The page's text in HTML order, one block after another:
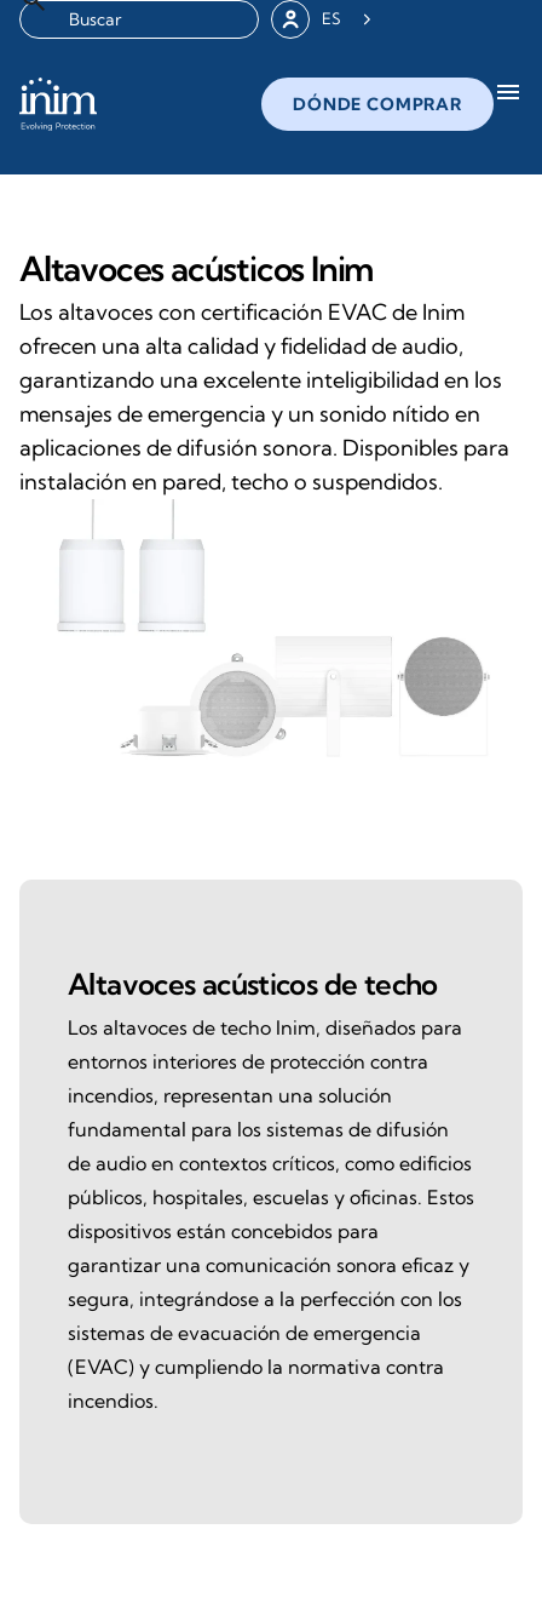
ES
DÓNDE COMPRAR menu
Altavoces acústicos Inim
Los altavoces con certificación EVAC de Inim
ofrecen una alta calidad y fidelidad de audio,
garantizando una excelente inteligibilidad en los
mensajes de emergencia y un sonido nítido en
aplicaciones de difusión sonora. Disponibles para
instalación en pared, techo o suspendidos.
Altavoces acústicos de techo
Los altavoces de techo Inim, diseñados para
entornos interiores de protección contra
incendios, representan una solución
fundamental para los sistemas de difusión
de audio en contextos críticos, como edificios
públicos, hospitales, escuelas y oficinas. Estos
dispositivos están concebidos para
garantizar una comunicación sonora eficaz y
segura, integrándose a la perfección con los
sistemas de evacuación de emergencia
(EVAC) y cumpliendo la normativa contra
incendios.